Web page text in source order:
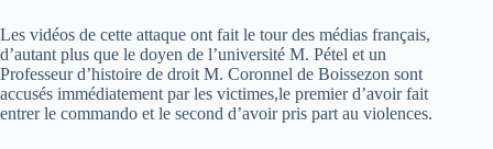
Les vidéos de cette attaque ont fait le tour des médias français,
d’autant plus que le doyen de l’université M. Pétel et un
Professeur d’histoire de droit M. Coronnel de Boissezon sont
accusés immédiatement par les victimes,le premier d’avoir fait
entrer le commando et le second d’avoir pris part au violences.